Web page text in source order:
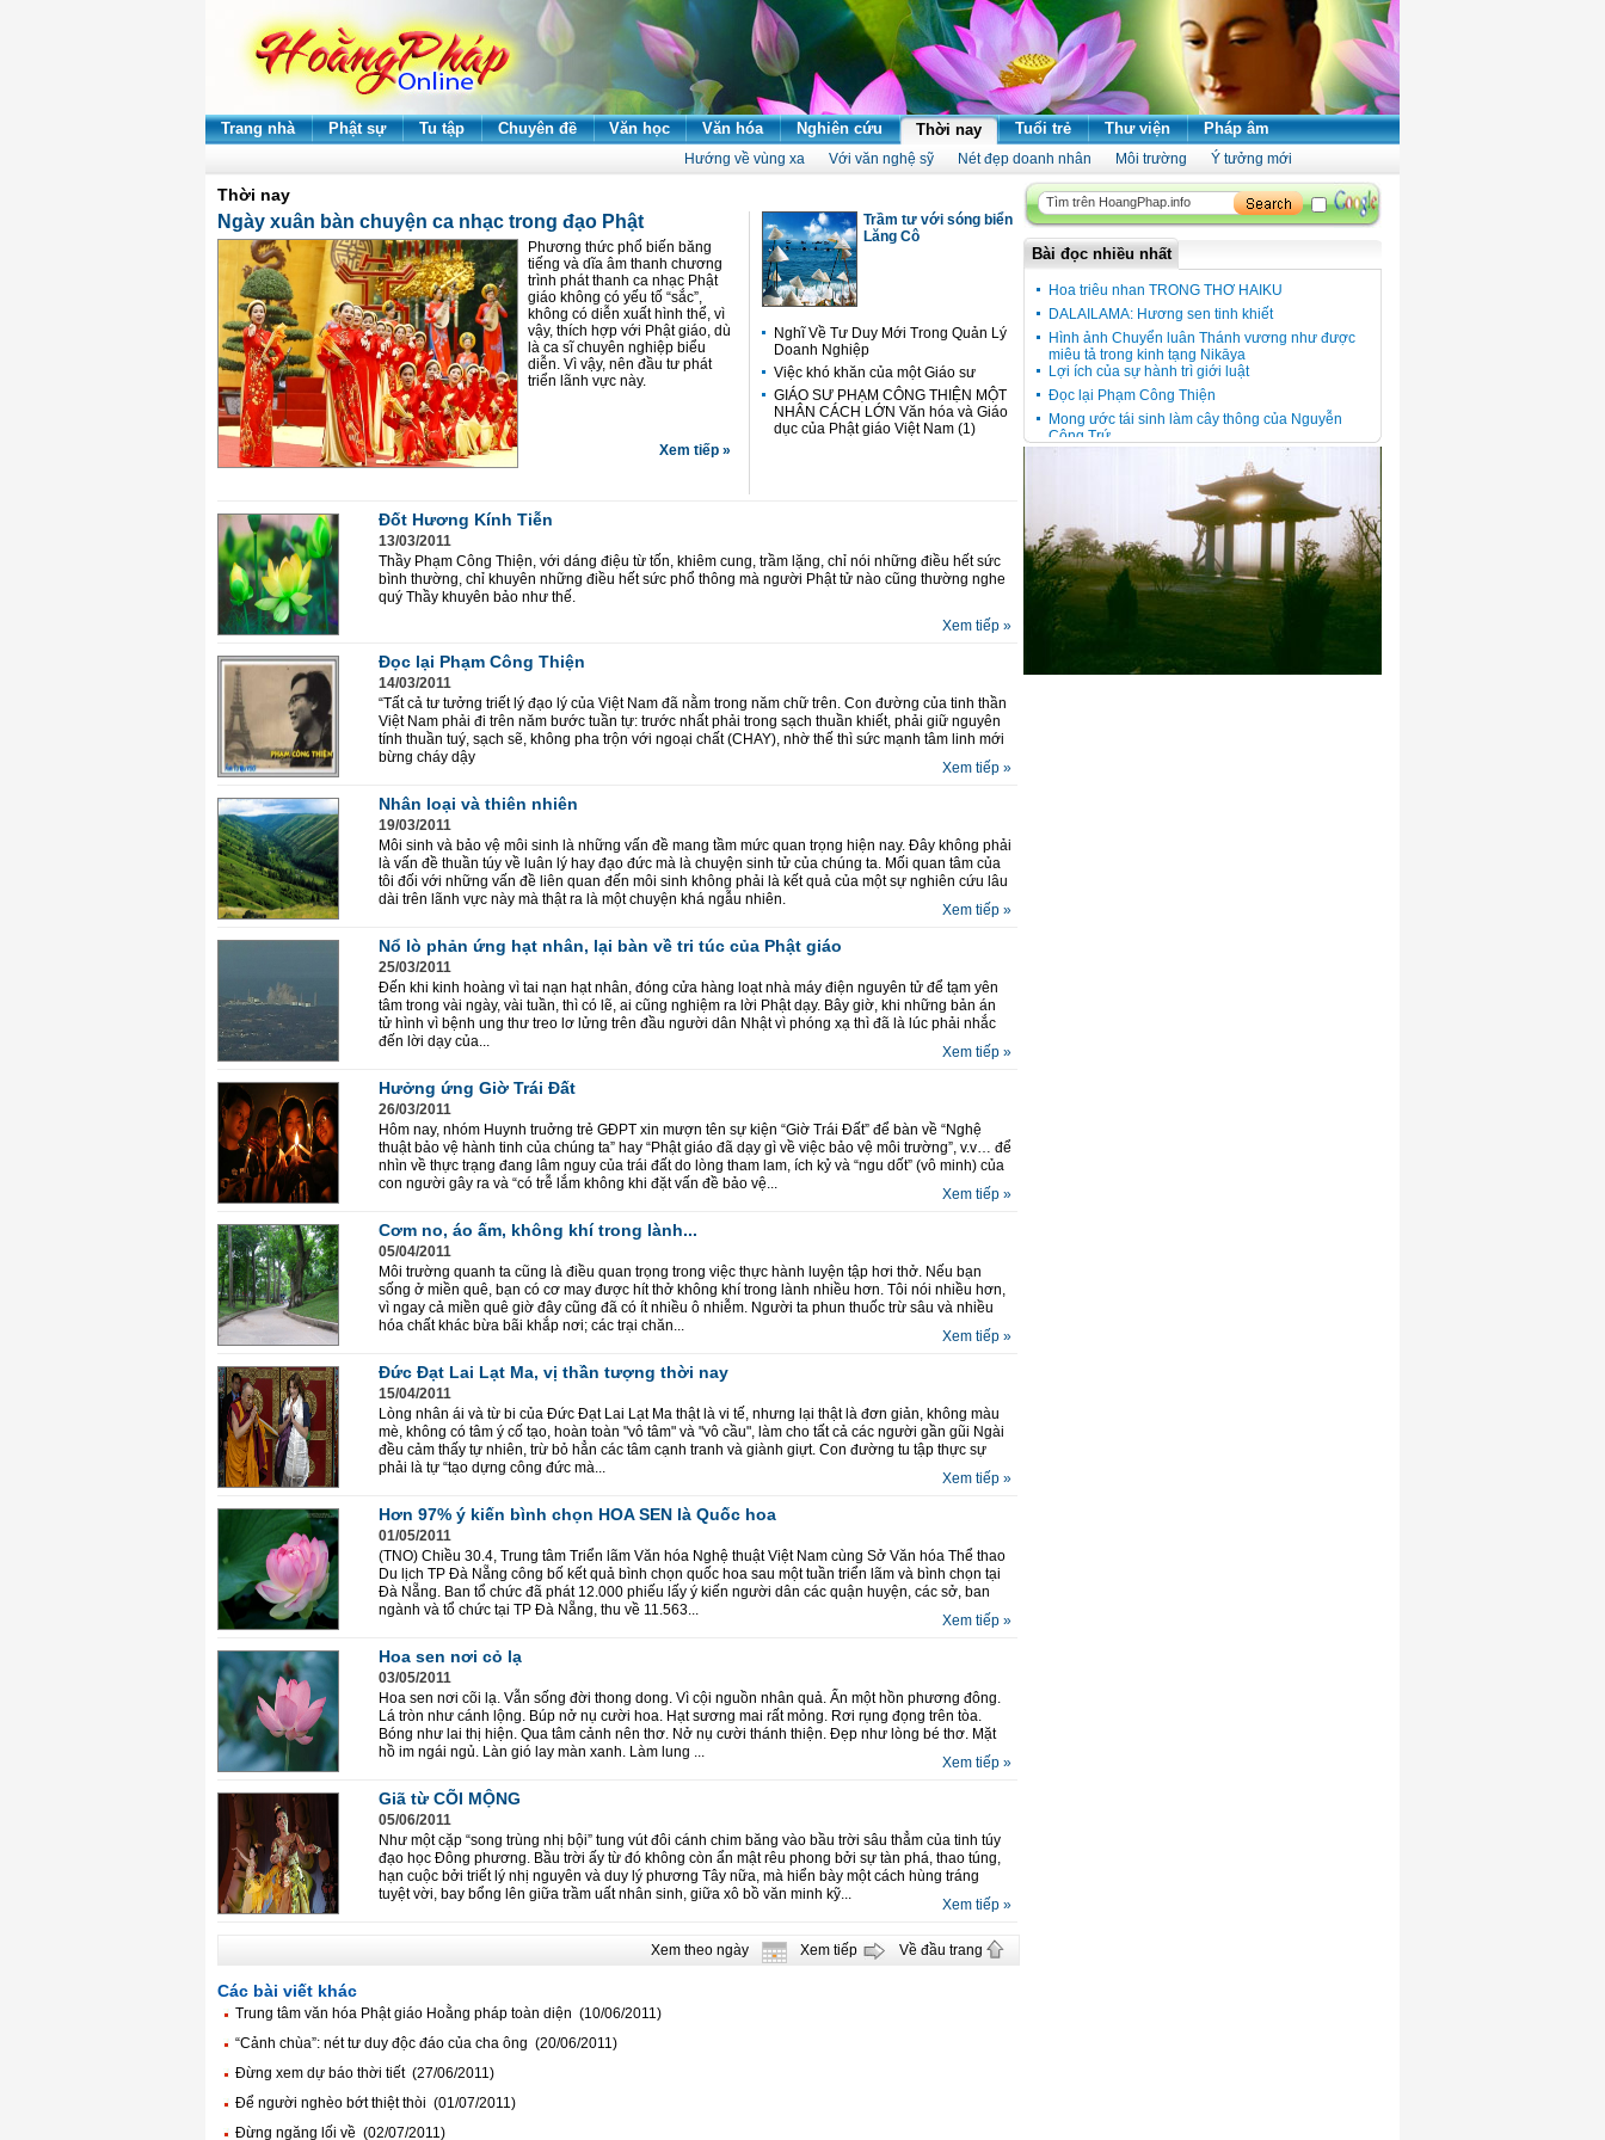
Trang nhà Phật sự Tu tập Chuyên đề Văn học Văn hóa Nghiên cứu Thời nay Tuổi trẻ Thư viện Pháp âm
Hướng về vùng xa Với văn nghệ sỹ Nét đẹp doanh nhân Môi trường Ý tưởng mới
Thời nay
Ngày xuân bàn chuyện ca nhạc trong đạo Phật
Phương thức phổ biến băng
tiếng và dĩa âm thanh chương
trình phát thanh ca nhạc Phật
giáo không có yếu tố “sắc”,
không có diễn xuất hình thể, vì
vậy, thích hợp với Phật giáo, dù
là ca sĩ chuyên nghiệp biểu
diễn. Vì vậy, nên đầu tư phát
triển lãnh vực này.
Xem tiếp »
Trầm tư với sóng biển
Lăng Cô
Nghĩ Về Tư Duy Mới Trong Quản Lý
Doanh Nghiệp
Việc khó khăn của một Giáo sư
GIÁO SƯ PHẠM CÔNG THIỆN MỘT
NHÂN CÁCH LỚN Văn hóa và Giáo
dục của Phật giáo Việt Nam (1)
Đốt Hương Kính Tiễn
13/03/2011
Thầy Phạm Công Thiện, với dáng điệu từ tốn, khiêm cung, trầm lặng, chỉ nói những điều hết sức
bình thường, chỉ khuyên những điều hết sức phổ thông mà người Phật tử nào cũng thường nghe
quý Thầy khuyên bảo như thế.
Xem tiếp »
Đọc lại Phạm Công Thiện
14/03/2011
“Tất cả tư tưởng triết lý đạo lý của Việt Nam đã nằm trong năm chữ trên. Con đường của tinh thần
Việt Nam phải đi trên năm bước tuần tự: trước nhất phải trong sạch thuần khiết, phải giữ nguyên
tính thuần tuý, sạch sẽ, không pha trộn với ngoại chất (CHAY), nhờ thế thì sức mạnh tâm linh mới
bừng cháy dậy
Xem tiếp »
Nhân loại và thiên nhiên
19/03/2011
Môi sinh và bảo vệ môi sinh là những vấn đề mang tầm mức quan trọng hiện nay. Ðây không phải
là vấn đề thuần túy về luân lý hay đạo đức mà là chuyện sinh tử của chúng ta. Mối quan tâm của
tôi đối với những vấn đề liên quan đến môi sinh không phải là kết quả của một sự nghiên cứu lâu
dài trên lãnh vực này mà thật ra là một chuyện khá ngẫu nhiên.
Xem tiếp »
Nổ lò phản ứng hạt nhân, lại bàn về tri túc của Phật giáo
25/03/2011
Đến khi kinh hoàng vì tai nạn hạt nhân, đóng cửa hàng loạt nhà máy điện nguyên tử để tạm yên
tâm trong vài ngày, vài tuần, thì có lẽ, ai cũng nghiệm ra lời Phật dạy. Bây giờ, khi những bản án
tử hình vì bệnh ung thư treo lơ lửng trên đầu người dân Nhật vì phóng xạ thì đã là lúc phải nhắc
đến lời dạy của...
Xem tiếp »
Hưởng ứng Giờ Trái Đất
26/03/2011
Hôm nay, nhóm Huynh truởng trẻ GĐPT xin mượn tên sự kiện “Giờ Trái Đất” để bàn về “Nghệ
thuật bảo vệ hành tinh của chúng ta” hay “Phật giáo đã dạy gì về việc bảo vệ môi trường”, v.v… để
nhìn về thực trạng đang lâm nguy của trái đất do lòng tham lam, ích kỷ và “ngu dốt” (vô minh) của
con người gây ra và “có trễ lắm không khi đặt vấn đề bảo vệ...
Xem tiếp »
Cơm no, áo ấm, không khí trong lành...
05/04/2011
Môi trường quanh ta cũng là điều quan trọng trong việc thực hành luyện tập hơi thở. Nếu bạn
sống ở miền quê, bạn có cơ may được hít thở không khí trong lành nhiều hơn. Tôi nói nhiều hơn,
vì ngay cả miền quê giờ đây cũng đã có ít nhiều ô nhiễm. Người ta phun thuốc trừ sâu và nhiều
hóa chất khác bừa bãi khắp nơi; các trại chăn...
Xem tiếp »
Đức Đạt Lai Lạt Ma, vị thần tượng thời nay
15/04/2011
Lòng nhân ái và từ bi của Đức Đạt Lai Lạt Ma thật là vi tế, nhưng lại thật là đơn giản, không màu
mè, không có tâm ý cố tạo, hoàn toàn "vô tâm" và "vô cầu", làm cho tất cả các người gần gũi Ngài
đều cảm thấy tự nhiên, trừ bỏ hẳn các tâm cạnh tranh và giành giựt. Con đường tu tập thực sự
phải là tự “tạo dựng công đức mà...
Xem tiếp »
Hơn 97% ý kiến bình chọn HOA SEN là Quốc hoa
01/05/2011
(TNO) Chiều 30.4, Trung tâm Triển lãm Văn hóa Nghệ thuật Việt Nam cùng Sở Văn hóa Thể thao
Du lịch TP Đà Nẵng công bố kết quả bình chọn quốc hoa sau một tuần triển lãm và bình chọn tại
Đà Nẵng. Ban tổ chức đã phát 12.000 phiếu lấy ý kiến người dân các quận huyện, các sở, ban
ngành và tổ chức tại TP Đà Nẵng, thu về 11.563...
Xem tiếp »
Hoa sen nơi cỏ lạ
03/05/2011
Hoa sen nơi cõi lạ. Vẫn sống đời thong dong. Vì cội nguồn nhân quả. Ẩn một hồn phương đông.
Lá tròn như cánh lộng. Búp nở nụ cười hoa. Hạt sương mai rất mỏng. Rơi rụng đọng trên tòa.
Bóng như lai thị hiện. Qua tâm cảnh nên thơ. Nở nụ cười thánh thiện. Đẹp như lòng bé thơ. Mặt
hồ im ngái ngủ. Làn gió lay màn xanh. Làm lung ...
Xem tiếp »
Giã từ CÕI MỘNG
05/06/2011
Như một cặp “song trùng nhị bội” tung vút đôi cánh chim băng vào bầu trời sâu thẳm của tinh túy
đạo học Đông phương. Bầu trời ấy từ đó không còn ẩn mật rêu phong bởi sự tàn phá, thao túng,
hạn cuộc bởi triết lý nhị nguyên và duy lý phương Tây nữa, mà hiển bày một cách hùng tráng
tuyệt vời, bay bổng lên giữa trầm uất nhân sinh, giữa xô bồ văn minh kỹ...
Xem tiếp »
Xem theo ngày Xem tiếp Về đầu trang
Các bài viết khác
Trung tâm văn hóa Phật giáo Hoằng pháp toàn diện (10/06/2011)
“Cảnh chùa”: nét tư duy độc đáo của cha ông (20/06/2011)
Đừng xem dự báo thời tiết (27/06/2011)
Để người nghèo bớt thiệt thòi (01/07/2011)
Đừng ngăng lối về (02/07/2011)
Bài đọc nhiều nhất
Hoa triêu nhan TRONG THƠ HAIKU
DALAILAMA: Hương sen tinh khiết
Hình ảnh Chuyển luân Thánh vương như được
miêu tả trong kinh tạng Nikāya
Lợi ích của sự hành trì giới luật
Đọc lại Phạm Công Thiện
Mong ước tái sinh làm cây thông của Nguyễn
Công Trứ
Cầu ngói Thanh Toàn - Nét đẹp kiến trúc giữa